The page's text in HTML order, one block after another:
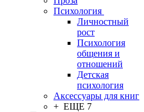
Психология
Личностный
рост
Психология
общения и
отношений
Детская
психология
Аксессуары для книг
+ ЕЩЕ 7